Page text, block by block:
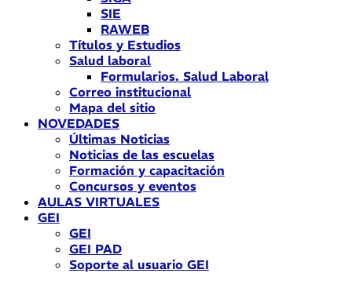
SIE
RAWEB
Títulos y Estudios
Salud laboral
Formularios. Salud Laboral
Correo institucional
Mapa del sitio
NOVEDADES
Últimas Noticias
Noticias de las escuelas
Formación y capacitación
Concursos y eventos
AULAS VIRTUALES
GEI
GEI
GEI PAD
Soporte al usuario GEI